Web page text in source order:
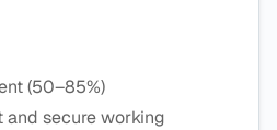
(50–85%)
secure working